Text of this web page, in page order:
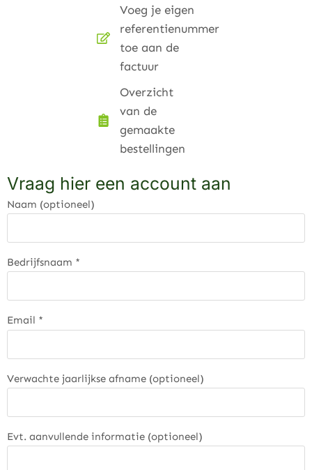
Voeg je eigen
referentienummer
toe aan de
factuur
Overzicht
van de
gemaakte
bestellingen
Vraag hier een account aan
Naam (optioneel)
Bedrijfsnaam *
Email *
Verwachte jaarlijkse afname (optioneel)
Evt. aanvullende informatie (optioneel)